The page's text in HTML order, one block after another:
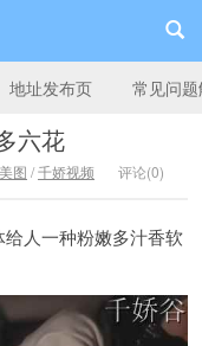
地址发布页 常见问
六花
图 /千娇视频 评论(0)
人一种粉嫩多汁香软